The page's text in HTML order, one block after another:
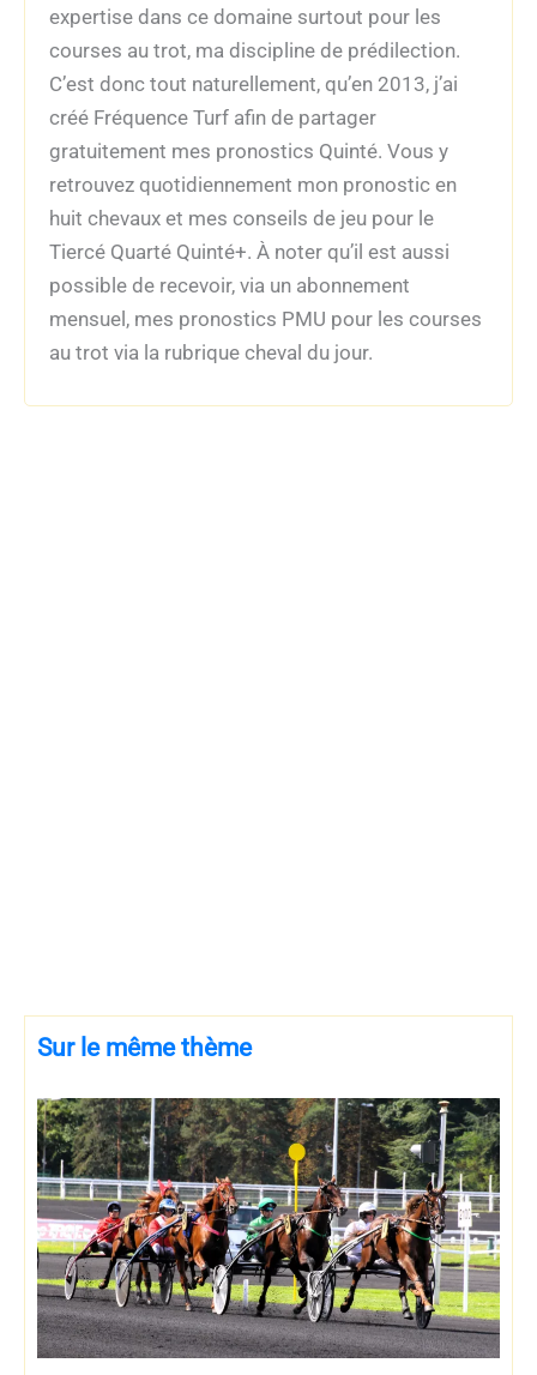
expertise dans ce domaine surtout pour les
courses au trot, ma discipline de prédilection.
C’est donc tout naturellement, qu’en 2013, j’ai
créé Fréquence Turf afin de partager
gratuitement mes pronostics Quinté. Vous y
retrouvez quotidiennement mon pronostic en
huit chevaux et mes conseils de jeu pour le
Tiercé Quarté Quinté+. À noter qu’il est aussi
possible de recevoir, via un abonnement
mensuel, mes pronostics PMU pour les courses
au trot via la rubrique cheval du jour.
Sur le même thème